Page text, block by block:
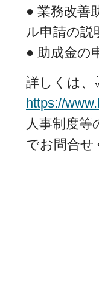
● 業務改善
ル申請の説
● 助成金の
詳しくは、
https://
人事制度等
でお問合せ